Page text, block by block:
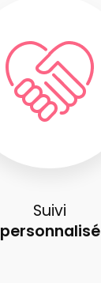
Suivi
personnalisé